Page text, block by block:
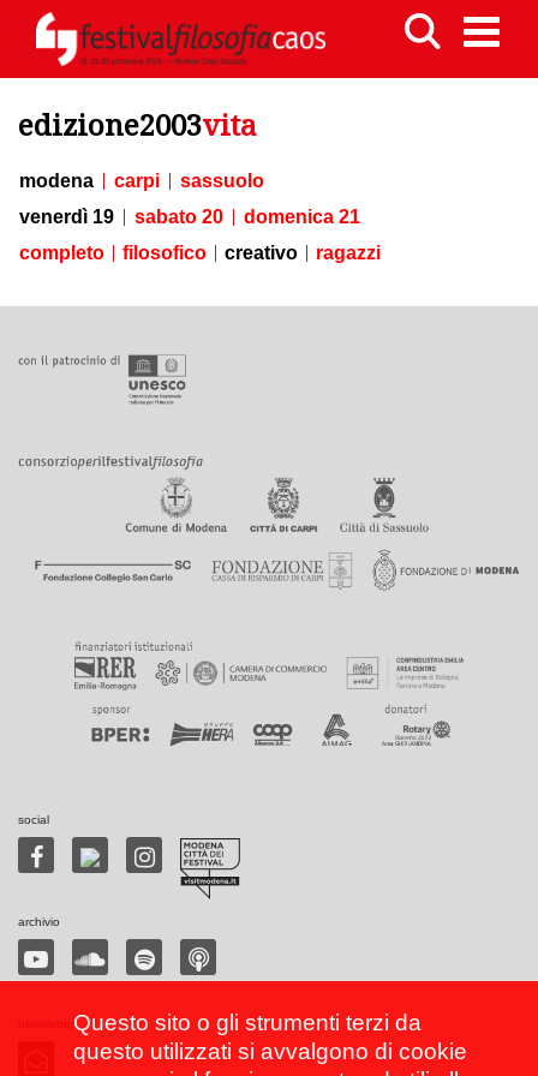
edizione2003vita
modena carpi
sassuolo
venerdì 19
sabato 20
domenica 21
completo
filosofico creativo ragazzi
social
archivio
Questo sito o gli strumenti terzi da
questo utilizzati si avvalgono di cookie